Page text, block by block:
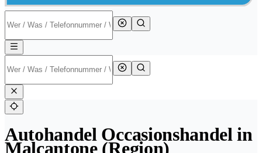
Autohandel Occasionshandel in
Malcantone (Region)